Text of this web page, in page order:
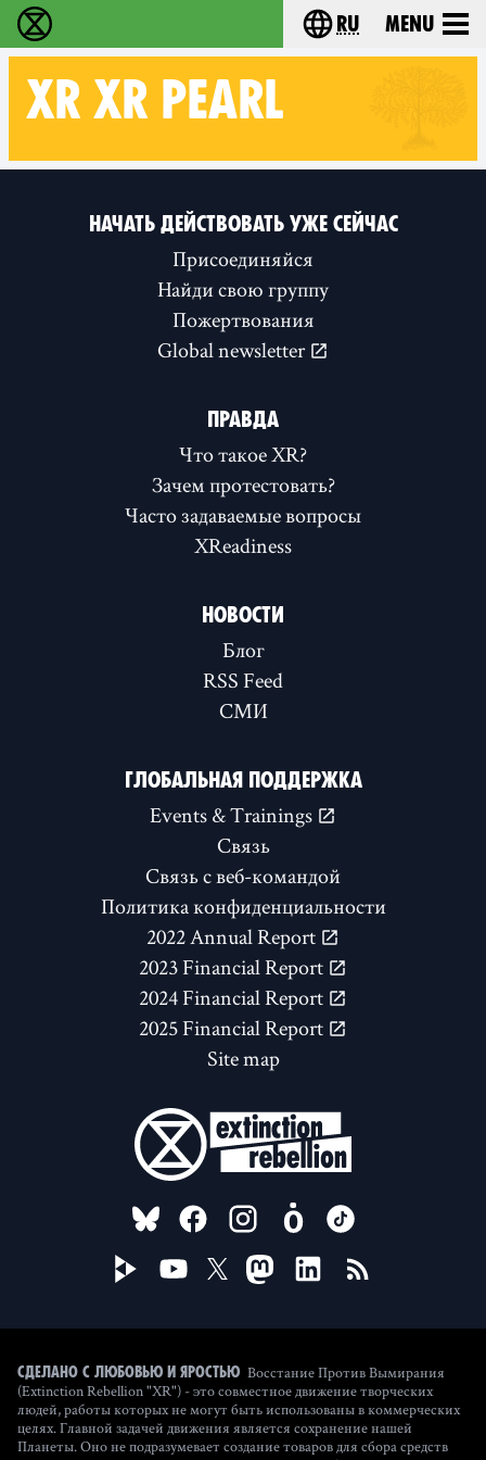
Extinction Rebellion - Home Choose your
ru Menu
XR XR PEARL
НАЧАТЬ ДЕЙСТВОВАТЬ УЖЕ СЕЙЧАС
Присоединяйся
Найди свою группу
Пожертвования
Global newsletter
ПРАВДА
Что такое XR?
Зачем протестовать?
Часто задаваемые вопросы
XReadiness
НОВОСТИ
Блог
RSS Feed
СМИ
ГЛОБАЛЬНАЯ ПОДДЕРЖКА
Events & Trainings
Связь
Связь с веб-командой
Политика конфиденциальности
2022 Annual Report
2023 Financial Report
2024 Financial Report
2025 Financial Report
Site map
FOLLOW US ON
Сделано с любовью и яростью Восстание Против Вымирания
(Extinction Rebellion "XR") - это совместное движение творческих
людей, работы которых не могут быть использованы в коммерческих
целях. Главной задачей движения является сохранение нашей
Планеты. Оно не подразумевает создание товаров для сбора средств